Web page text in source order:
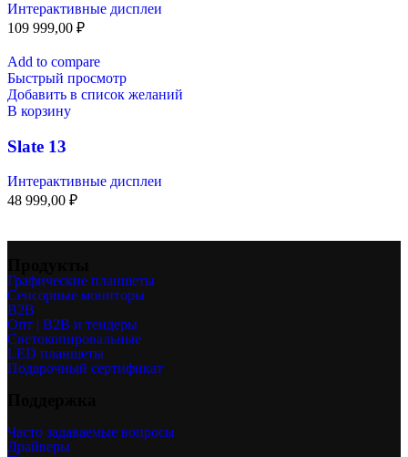
Интерактивные дисплеи
109 999,00 ₽
Add to compare
Быстрый просмотр
Добавить в список желаний
В корзину
Slate 13
Интерактивные дисплеи
48 999,00 ₽
Графические планшеты
Сенсорные мониторы
B2B
Опт | B2B и тендеры
Светокопировальные
LED планшеты
Подарочный сертификат
Часто задаваемые вопросы
Драйверы